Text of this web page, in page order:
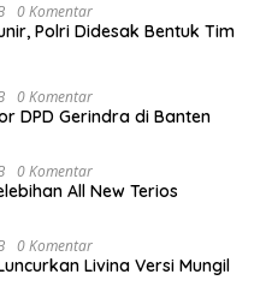
0 Komentar
Polri Didesak Bentuk Tim
0 Komentar
DPD Gerindra di Banten
0 Komentar
All New Terios
0 Komentar
Livina Versi Mungil